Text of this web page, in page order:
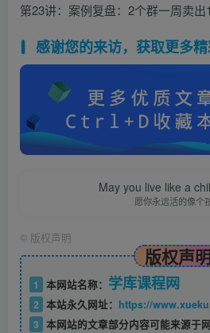
第23讲：案例复盘：2个群一周卖出
感谢您的来访，获取更多精
May you live like a
愿你永远活的像个
© 版权声明
版权声
1 本网站名称： 学库课程网
2 本站永久网址： https://
3 本网站的文章部分内容可能来源于